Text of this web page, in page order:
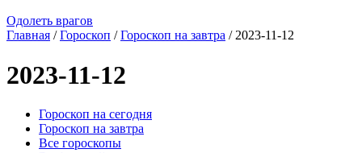
Одолеть врагов
Главная /Гороскоп /Гороскоп на завтра / 2023-11-12
2023-11-12
Гороскоп на сегодня
Гороскоп на завтра
Все гороскопы